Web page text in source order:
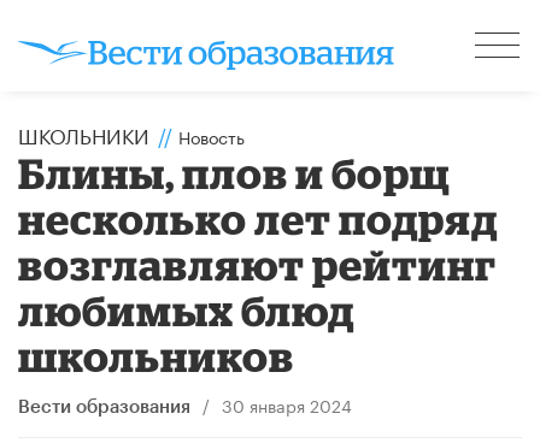
ШКОЛЬНИКИ // Новость
Блины, плов и борщ
несколько лет подряд
возглавляют рейтинг
любимых блюд
школьников
Вести образования / 30 января 2024